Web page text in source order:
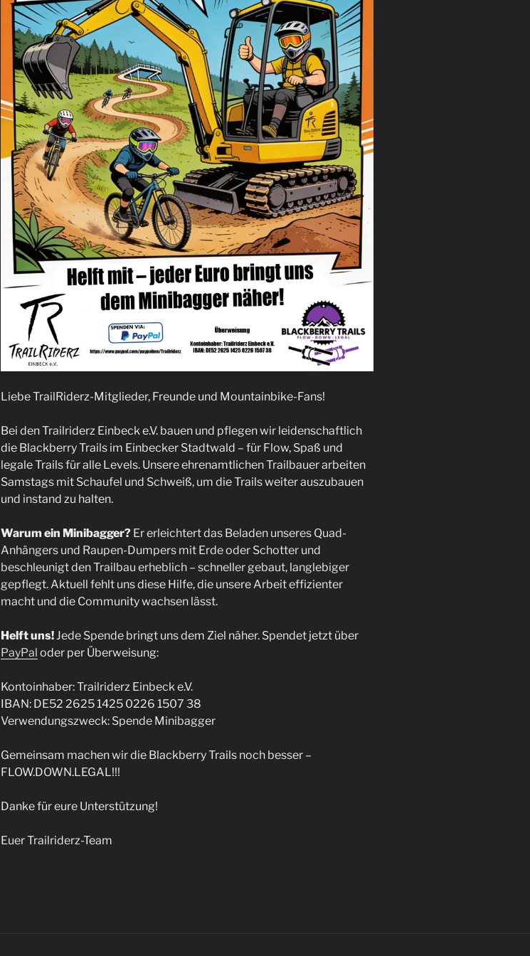
Liebe TrailRiderz-Mitglieder, Freunde und Mountainbike-Fans!
Bei den Trailriderz Einbeck e.V. bauen und pflegen wir leidenschaftlich
die Blackberry Trails im Einbecker Stadtwald – für Flow, Spaß und
legale Trails für alle Levels. Unsere ehrenamtlichen Trailbauer arbeiten
Samstags mit Schaufel und Schweiß, um die Trails weiter auszubauen
und instand zu halten.
Warum ein Minibagger?Er erleichtert das Beladen unseres Quad-
Anhängers und Raupen-Dumpers mit Erde oder Schotter und
beschleunigt den Trailbau erheblich – schneller gebaut, langlebiger
gepflegt. Aktuell fehlt uns diese Hilfe, die unsere Arbeit effizienter
macht und die Community wachsen lässt.​
Helft uns!Jede Spende bringt uns dem Ziel näher. Spendet jetzt über
PayPal oder per Überweisung:
Kontoinhaber: Trailriderz Einbeck e.V.
IBAN: DE52 2625 1425 0226 1507 38
Verwendungszweck: Spende Minibagger
Gemeinsam machen wir die Blackberry Trails noch besser –
FLOW.DOWN.LEGAL!!!
Danke für eure Unterstützung!
Euer Trailriderz-Team